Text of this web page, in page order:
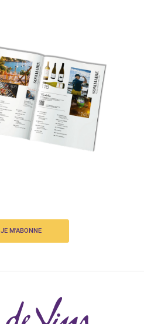
JE M'ABONNE